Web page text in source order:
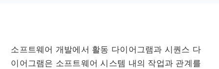
소프트웨어 개발에서 활동 다이어그램과 시퀀스 다
이어그램은 소프트웨어 시스템 내의 작업과 관계를